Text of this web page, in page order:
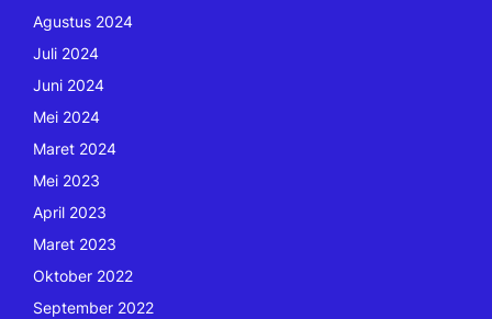
Agustus 2024
Juli 2024
Juni 2024
Mei 2024
Maret 2024
Mei 2023
April 2023
Maret 2023
Oktober 2022
September 2022